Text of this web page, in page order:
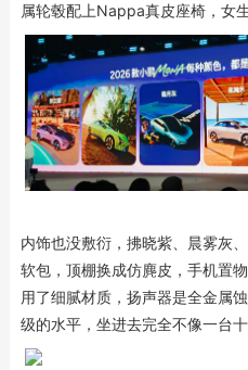
属轮毂配上Nappa真皮座椅，女
内饰也没敷衍，拂晓紫、晨雾灰
软包，顶棚换成仿麂皮，手机置
用了细腻材质，扬声器是全金属
级的水平，坐进去完全不像一台十